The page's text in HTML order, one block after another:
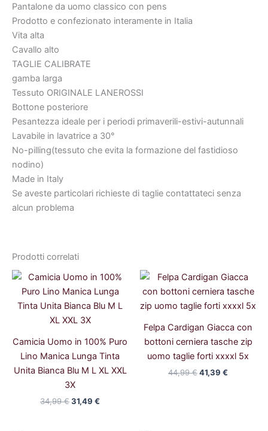
Pantalone da uomo classico con pens
Prodotto e confezionato interamente in Italia
Vita alta
Cavallo alto
TAGLIE CALIBRATE
gamba larga
Tessuto ORIGINALE LANEROSSI
Bottone posteriore
Pesantezza ideale per i periodi primaverili-estivi-autunnali
Lavabile in lavatrice a 30°
No-pilling(tessuto che evita la formazione del fastidioso
nodino)
Made in Italy
Se aveste particolari richieste di taglie contattateci senza
alcun problema
Prodotti correlati
Camicia Uomo in 100% Puro
Lino Manica Lunga Tinta
Unita Bianca Blu M L XL XXL
3X
34,99€
Il
originale
era:
34,99 €.
31,49 €
Il
attuale
è:
Felpa Cardigan Giacca con
bottoni cerniera tasche zip
uomo taglie forti xxxxl 5x
44,99€
Il
prezzo
originale
era:
41,39 €
Il
attuale
è: